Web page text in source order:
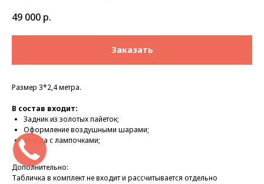
49 000 р.
Заказать
Размер 3*2,4 метра.
В состав входит:
Задник из золотых пайеток;
Оформление воздушными шарами;
Звезда с лампочками;
Дополнительно:
Табличка в комплект не входит и рассчитывается отдельно